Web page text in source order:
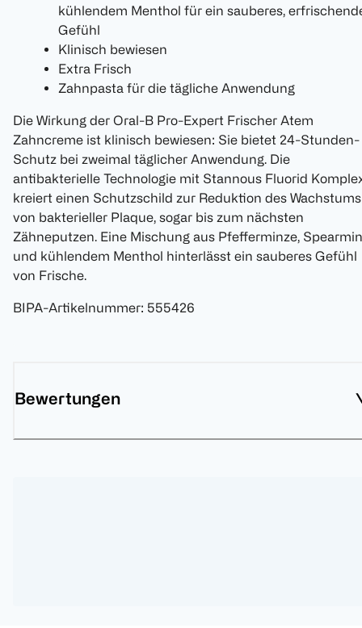
kühlendem Menthol für ein sauberes,
Gefühl
Klinisch bewiesen
Extra Frisch
Zahnpasta für die tägliche Anwendung
Die Wirkung der Oral-B Pro-Expert Frischer Atem
Zahncreme ist klinisch bewiesen: Sie bietet 24-Stunden-
Schutz bei zweimal täglicher Anwendung. Die
antibakterielle Technologie mit Stannous Fluorid
kreiert einen Schutzschild zur Reduktion des Wachstums
von bakterieller Plaque, sogar bis zum nächsten
Zähneputzen. Eine Mischung aus Pfefferminze,
und kühlendem Menthol hinterlässt ein sauberes Gefühl
von Frische.
BIPA-Artikelnummer: 555426
Bewertungen